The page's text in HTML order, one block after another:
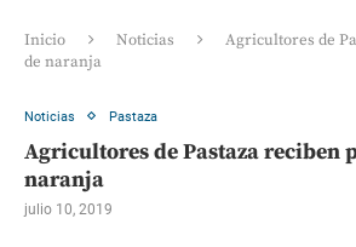
Inicio Noticias
Agricultores de
de naranja
Noticias Pastaza
Agricultores de Pastaza reciben
naranja
julio 10, 2019